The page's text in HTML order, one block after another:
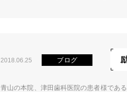
2018.06.25 ブログ
青山の本院、津田歯科医院の患者様であ